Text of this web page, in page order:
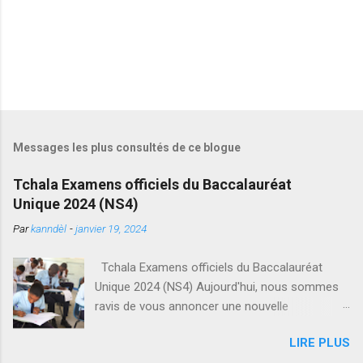
Messages les plus consultés de ce blogue
Tchala Examens officiels du Baccalauréat
Unique 2024 (NS4)
Parkanndèl -janvier 19, 2024
Tchala Examens officiels du Baccalauréat
Unique 2024 (NS4) Aujourd'hui, nous sommes
ravis de vous annoncer une nouvelle
Baccalauréat Unique en Haïti. Le Ministère de
LIRE PLUS